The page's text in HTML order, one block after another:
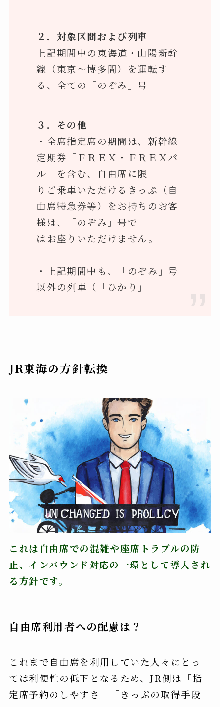
２．対象区間および列車
上記期間中の東海道・山陽新幹
線（東京～博多間）を運転す
る、全ての「のぞみ」号
３．その他
・全席指定席の期間は、新幹線
定期券「ＦＲＥＸ・ＦＲＥＸパ
ル」を含む、自由席に限
りご乗車いただけるきっぷ（自
由席特急券等）をお持ちのお客
様は、「のぞみ」号で
はお座りいただけません。
・上記期間中も、「のぞみ」号
以外の列車（「ひかり」
JR東海の方針転換
これは自由席での混雑や座席トラブルの防
止、インバウンド対応の一環として導入され
る方針です。
自由席利用者への配慮は？
これまで自由席を利用していた人々にとっ
ては利便性の低下となるため、JR側は「指
定席予約のしやすさ」「きっぷの取得手段